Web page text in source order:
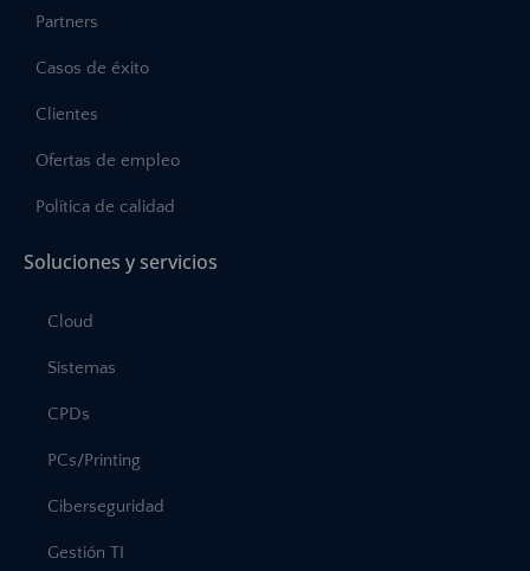
Partners
Casos de éxito
Clientes
Ofertas de empleo
Política de calidad
Soluciones y servicios
Cloud
Sistemas
CPDs
PCs/Printing
Ciberseguridad
Gestión TI